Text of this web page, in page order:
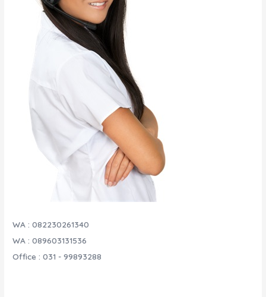
WA : 082230261340
WA : 089603131536
Office : 031 - 99893288